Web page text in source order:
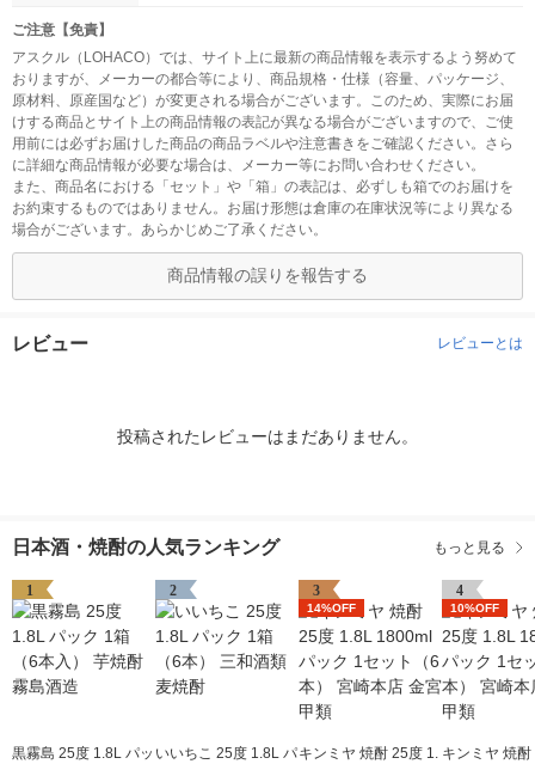
ご注意【免責】
アスクル（LOHACO）では、サイト上に最新の商品情報を表示するよう努めて
おりますが、メーカーの都合等により、商品規格・仕様（容量、パッケージ、
原材料、原産国など）が変更される場合がございます。このため、実際にお届
けする商品とサイト上の商品情報の表記が異なる場合がございますので、ご使
用前には必ずお届けした商品の商品ラベルや注意書きをご確認ください。さら
に詳細な商品情報が必要な場合は、メーカー等にお問い合わせください。
また、商品名における「セット」や「箱」の表記は、必ずしも箱でのお届けを
お約束するものではありません。お届け形態は倉庫の在庫状況等により異なる
場合がございます。あらかじめご了承ください。
商品情報の誤りを報告する
レビュー レビューとは
投稿されたレビューはまだありません。
日本酒・焼酎の人気ランキング もっと見る
1
黒霧島 25度 1.8L パッ
2
いいちこ 25度 1.8L パ
3
14%OFF
キンミヤ 焼酎 25度 1.
4
10%OFF
キンミヤ 焼